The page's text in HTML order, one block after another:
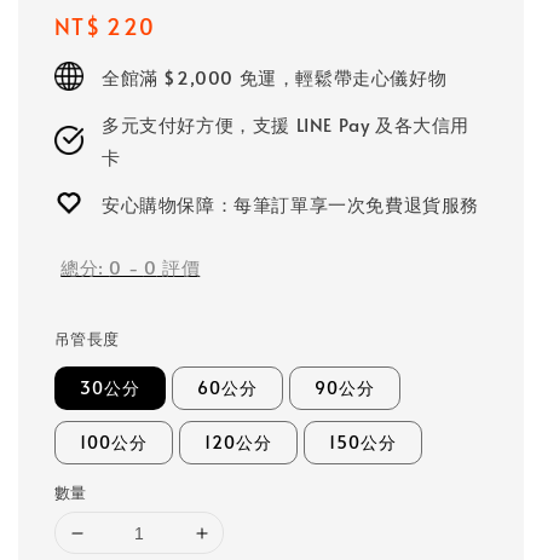
Regular
price
NT$ 220
全館滿 $2,000 免運，輕鬆帶走心儀好物
多元支付好方便，支援 LINE Pay 及各大信用
卡
安心購物保障：每筆訂單享一次免費退貨服務
總分: 0 - 0 評價
吊管長度
30公分 60公分 90公分
100公分 120公分 150公分
數量